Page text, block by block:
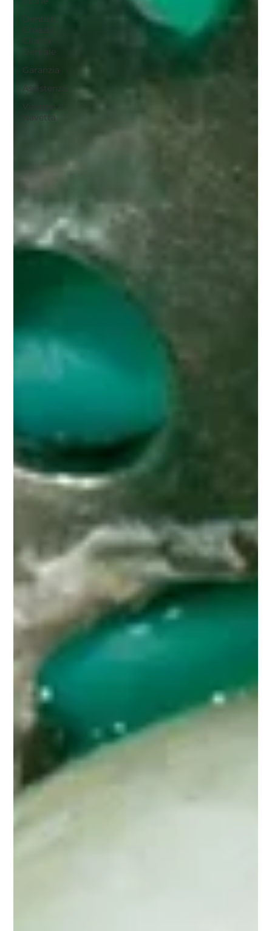
Dentisti
Croazia
Clinica
Dentale
Garanzia
Assistenza
Viaggio e
Navetta